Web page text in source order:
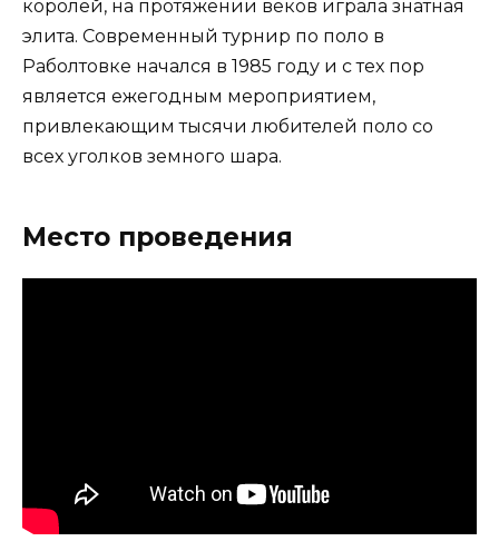
королей, на протяжении веков играла знатная
элита. Современный турнир по поло в
Раболтовке начался в 1985 году и с тех пор
является ежегодным мероприятием,
привлекающим тысячи любителей поло со
всех уголков земного шара.
Место проведения